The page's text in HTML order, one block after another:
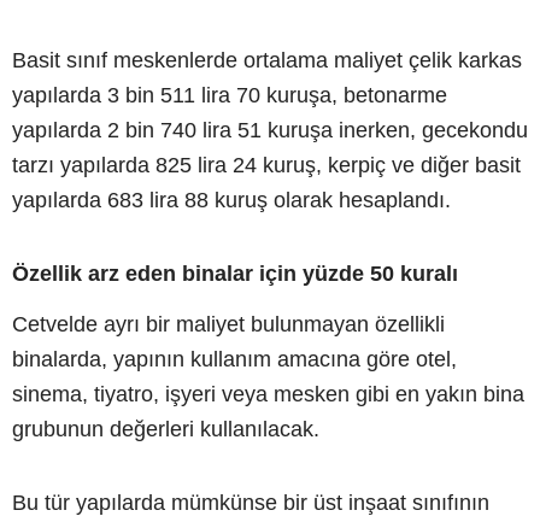
Basit sınıf meskenlerde ortalama maliyet çelik karkas
yapılarda 3 bin 511 lira 70 kuruşa, betonarme
yapılarda 2 bin 740 lira 51 kuruşa inerken, gecekondu
tarzı yapılarda 825 lira 24 kuruş, kerpiç ve diğer basit
yapılarda 683 lira 88 kuruş olarak hesaplandı.
Özellik arz eden binalar için yüzde 50 kuralı
Cetvelde ayrı bir maliyet bulunmayan özellikli
binalarda, yapının kullanım amacına göre otel,
sinema, tiyatro, işyeri veya mesken gibi en yakın bina
grubunun değerleri kullanılacak.
Bu tür yapılarda mümkünse bir üst inşaat sınıfının